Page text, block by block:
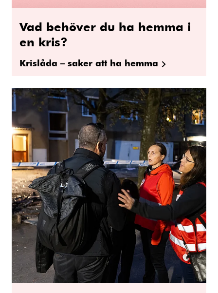
Vad behöver du ha hemma i
en kris?
Krislåda – saker att ha hemma